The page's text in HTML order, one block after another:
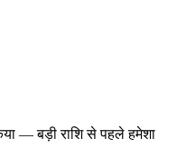
— बड़ी राशि से पहले हमेशा